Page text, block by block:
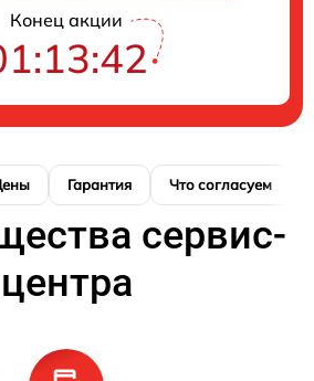
Конец акции
Гарантия Что согласуем
сервис-
центра